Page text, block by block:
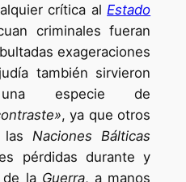
crítica al Estado
criminales fueran
exageraciones
también sirvieron
especie de
, ya que otros
las Naciones Bálticas
pérdidas durante y
de la Guerra, a manos